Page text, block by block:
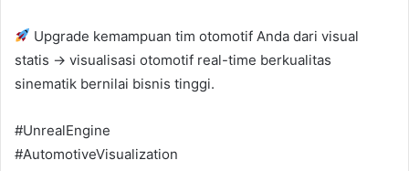
Upgrade kemampuan tim otomotif Anda dari visual
statis → visualisasi otomotif real-time berkualitas
sinematik bernilai bisnis tinggi.
#UnrealEngine
#AutomotiveVisualization